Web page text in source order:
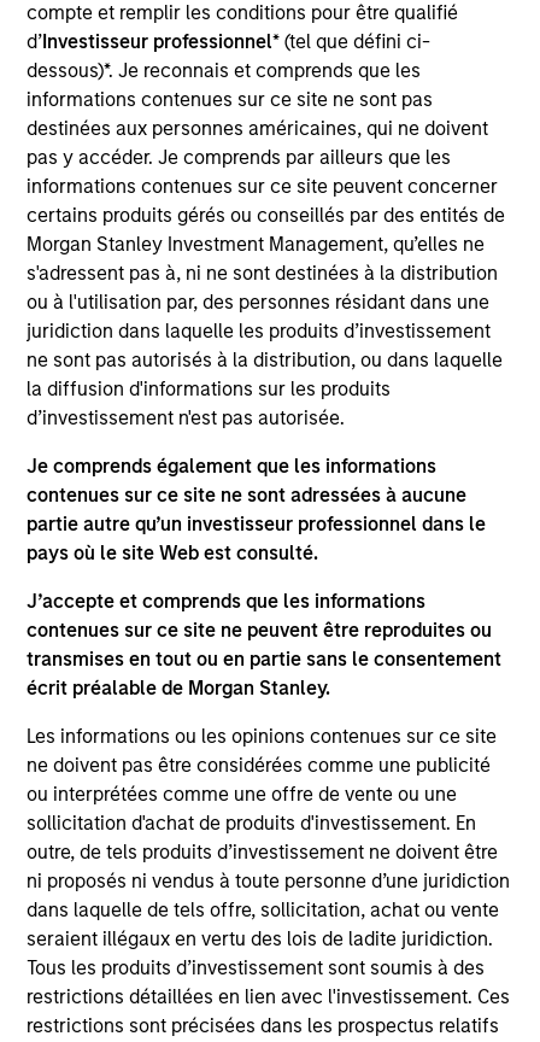
compte et remplir les conditions pour être qualifié
d’Investisseur professionnel* (tel que défini ci-
dessous)*. Je reconnais et comprends que les
informations contenues sur ce site ne sont pas
destinées aux personnes américaines, qui ne doivent
pas y accéder. Je comprends par ailleurs que les
informations contenues sur ce site peuvent concerner
certains produits gérés ou conseillés par des entités de
Morgan Stanley Investment Management, qu’elles ne
s'adressent pas à, ni ne sont destinées à la distribution
ou à l'utilisation par, des personnes résidant dans une
juridiction dans laquelle les produits d’investissement
ne sont pas autorisés à la distribution, ou dans laquelle
la diffusion d'informations sur les produits
d’investissement n'est pas autorisée.
Je comprends également que les informations
contenues sur ce site ne sont adressées à aucune
partie autre qu’un investisseur professionnel dans le
pays où le site Web est consulté.
J’accepte et comprends que les informations
contenues sur ce site ne peuvent être reproduites ou
transmises en tout ou en partie sans le consentement
écrit préalable de Morgan Stanley.
Les informations ou les opinions contenues sur ce site
ne doivent pas être considérées comme une publicité
ou interprétées comme une offre de vente ou une
sollicitation d'achat de produits d'investissement. En
outre, de tels produits d’investissement ne doivent être
ni proposés ni vendus à toute personne d’une juridiction
dans laquelle de tels offre, sollicitation, achat ou vente
seraient illégaux en vertu des lois de ladite juridiction.
Tous les produits d’investissement sont soumis à des
restrictions détaillées en lien avec l'investissement. Ces
restrictions sont précisées dans les prospectus relatifs
production company led by one of the premier
management teams in the Appalachian Basin.
View Site
Investment Teams
Morgan Stanley Energy Partners,Morgan
Stanley Capital Partners
As of July 25, 2025. The above is provided for informational
and educational purposes only. There is no guarantee that
the investment mentioned resulted in positive performance
(for realized holdings), or will perform well in the future (for
current holdings). The trademarks and service marks above
are the property of their respective owners. The information
on this website has not been authorized, sponsored, or
otherwise approved by such owners. By clicking on any
links shown here, you agree that you are navigating to a
third party site. We are providing these hyperlinks to you
only as a convenience and the inclusion of any hyperlink is
investigation, verification or monitoring by us of any
information contained in any hyperlinked site. In no event
shall we be responsible for the information contained on
the site or your use of such site.